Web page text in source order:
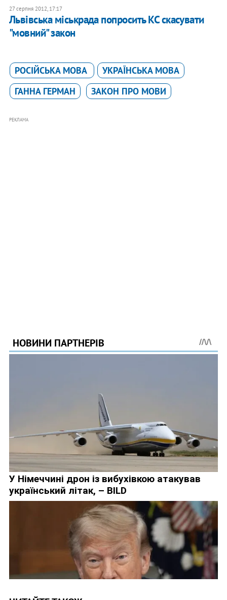
27 серпня 2012, 17:17
Львівська міськрада попросить КС скасувати
"мовний" закон
РОСІЙСЬКА МОВА
УКРАЇНСЬКА МОВА
ГАННА ГЕРМАН
ЗАКОН ПРО МОВИ
РЕКЛАМА